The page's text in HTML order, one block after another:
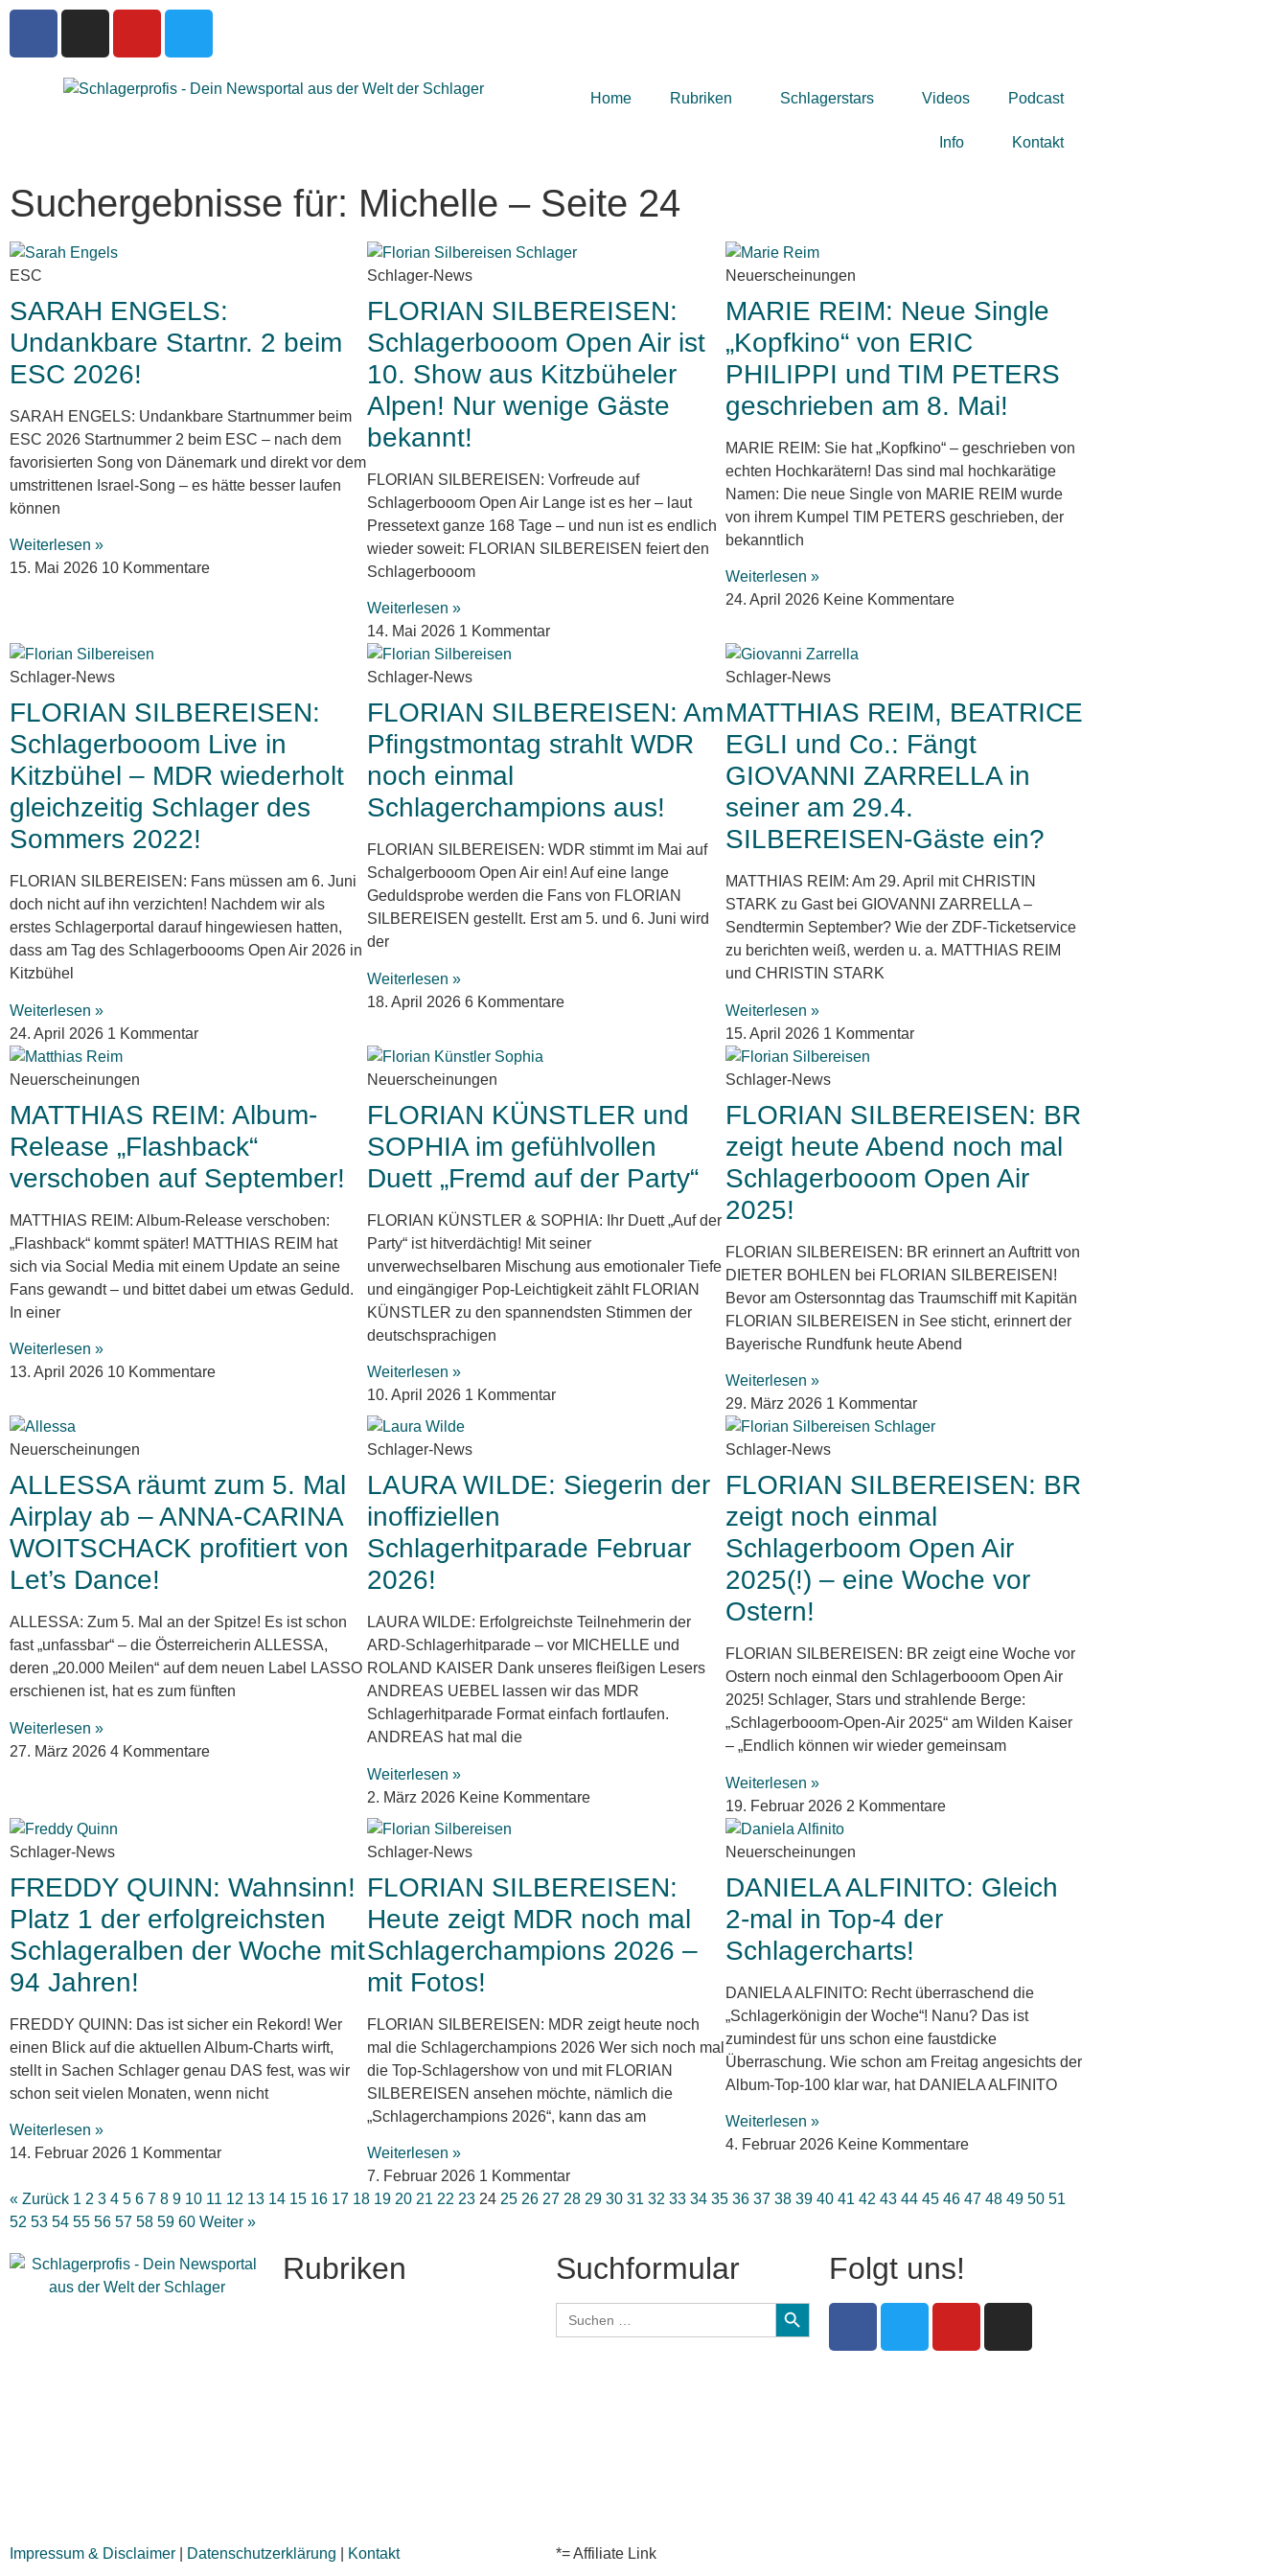
Home Rubriken Schlagerstars Videos Podcast
Info Kontakt
Suchergebnisse für: Michelle – Seite 24
ESC
SARAH ENGELS:
Undankbare Startnr. 2 beim
ESC 2026!
SARAH ENGELS: Undankbare Startnummer beim
ESC 2026 Startnummer 2 beim ESC – nach dem
favorisierten Song von Dänemark und direkt vor dem
umstrittenen Israel-Song – es hätte besser laufen
können
Weiterlesen »
15. Mai 2026 10 Kommentare
Schlager-News
FLORIAN SILBEREISEN:
Schlagerbooom Open Air ist
10. Show aus Kitzbüheler
Alpen! Nur wenige Gäste
bekannt!
FLORIAN SILBEREISEN: Vorfreude auf
Schlagerbooom Open Air Lange ist es her – laut
Pressetext ganze 168 Tage – und nun ist es endlich
wieder soweit: FLORIAN SILBEREISEN feiert den
Schlagerbooom
Weiterlesen »
14. Mai 2026 1 Kommentar
Neuerscheinungen
MARIE REIM: Neue Single
„Kopfkino“ von ERIC
PHILIPPI und TIM PETERS
geschrieben am 8. Mai!
MARIE REIM: Sie hat „Kopfkino“ – geschrieben von
echten Hochkarätern! Das sind mal hochkarätige
Namen: Die neue Single von MARIE REIM wurde
von ihrem Kumpel TIM PETERS geschrieben, der
bekanntlich
Weiterlesen »
24. April 2026 Keine Kommentare
Schlager-News
FLORIAN SILBEREISEN:
Schlagerbooom Live in
Kitzbühel – MDR wiederholt
gleichzeitig Schlager des
Sommers 2022!
FLORIAN SILBEREISEN: Fans müssen am 6. Juni
doch nicht auf ihn verzichten! Nachdem wir als
erstes Schlagerportal darauf hingewiesen hatten,
dass am Tag des Schlagerboooms Open Air 2026 in
Kitzbühel
Weiterlesen »
24. April 2026 1 Kommentar
Schlager-News
FLORIAN SILBEREISEN: Am
Pfingstmontag strahlt WDR
noch einmal
Schlagerchampions aus!
FLORIAN SILBEREISEN: WDR stimmt im Mai auf
Schalgerbooom Open Air ein! Auf eine lange
Geduldsprobe werden die Fans von FLORIAN
SILBEREISEN gestellt. Erst am 5. und 6. Juni wird
der
Weiterlesen »
18. April 20266 Kommentare
Schlager-News
MATTHIAS REIM, BEATRICE
EGLI und Co.: Fängt
GIOVANNI ZARRELLA in
seiner am 29.4.
SILBEREISEN-Gäste ein?
MATTHIAS REIM: Am 29. April mit CHRISTIN
STARK zu Gast bei GIOVANNI ZARRELLA –
Sendtermin September? Wie der ZDF-Ticketservice
zu berichten weiß, werden u. a. MATTHIAS REIM
und CHRISTIN STARK
Weiterlesen »
15. April 2026 1 Kommentar
Neuerscheinungen
MATTHIAS REIM: Album-
Release „Flashback“
verschoben auf September!
MATTHIAS REIM: Album-Release verschoben:
„Flashback“ kommt später! MATTHIAS REIM hat
sich via Social Media mit einem Update an seine
Fans gewandt – und bittet dabei um etwas Geduld.
In einer
Weiterlesen »
13. April 2026 10 Kommentare
Neuerscheinungen
FLORIAN KÜNSTLER und
SOPHIA im gefühlvollen
Duett „Fremd auf der Party“
FLORIAN KÜNSTLER & SOPHIA: Ihr Duett „Auf der
Party“ ist hitverdächtig! Mit seiner
unverwechselbaren Mischung aus emotionaler Tiefe
und eingängiger Pop-Leichtigkeit zählt FLORIAN
KÜNSTLER zu den spannendsten Stimmen der
deutschsprachigen
Weiterlesen »
10. April 2026 1 Kommentar
Schlager-News
FLORIAN SILBEREISEN: BR
zeigt heute Abend noch mal
Schlagerbooom Open Air
2025!
FLORIAN SILBEREISEN: BR erinnert an Auftritt von
DIETER BOHLEN bei FLORIAN SILBEREISEN!
Bevor am Ostersonntag das Traumschiff mit Kapitän
FLORIAN SILBEREISEN in See sticht, erinnert der
Bayerische Rundfunk heute Abend
Weiterlesen »
29. März 2026 1 Kommentar
Neuerscheinungen
ALLESSA räumt zum 5. Mal
Airplay ab – ANNA-CARINA
WOITSCHACK profitiert von
Let’s Dance!
ALLESSA: Zum 5. Mal an der Spitze! Es ist schon
fast „unfassbar“ – die Österreicherin ALLESSA,
deren „20.000 Meilen“ auf dem neuen Label LASSO
erschienen ist, hat es zum fünften
Weiterlesen »
27. März 2026 4 Kommentare
Schlager-News
LAURA WILDE: Siegerin der
inoffiziellen
Schlagerhitparade Februar
2026!
LAURA WILDE: Erfolgreichste Teilnehmerin der
ARD-Schlagerhitparade – vor MICHELLE und
ROLAND KAISER Dank unseres fleißigen Lesers
ANDREAS UEBEL lassen wir das MDR
Schlagerhitparade Format einfach fortlaufen.
ANDREAS hat mal die
Weiterlesen »
2. März 2026 Keine Kommentare
Schlager-News
FLORIAN SILBEREISEN: BR
zeigt noch einmal
Schlagerboom Open Air
2025(!) – eine Woche vor
Ostern!
FLORIAN SILBEREISEN: BR zeigt eine Woche vor
Ostern noch einmal den Schlagerbooom Open Air
2025! Schlager, Stars und strahlende Berge:
„Schlagerbooom-Open-Air 2025“ am Wilden Kaiser
– „Endlich können wir wieder gemeinsam
Weiterlesen »
19. Februar 2026 2 Kommentare
Schlager-News
FREDDY QUINN: Wahnsinn!
Platz 1 der erfolgreichsten
Schlageralben der Woche mit
94 Jahren!
FREDDY QUINN: Das ist sicher ein Rekord! Wer
einen Blick auf die aktuellen Album-Charts wirft,
stellt in Sachen Schlager genau DAS fest, was wir
schon seit vielen Monaten, wenn nicht
Weiterlesen »
14. Februar 2026 1 Kommentar
Schlager-News
FLORIAN SILBEREISEN:
Heute zeigt MDR noch mal
Schlagerchampions 2026 –
mit Fotos!
FLORIAN SILBEREISEN: MDR zeigt heute noch
mal die Schlagerchampions 2026 Wer sich noch mal
die Top-Schlagershow von und mit FLORIAN
SILBEREISEN ansehen möchte, nämlich die
„Schlagerchampions 2026“, kann das am
Weiterlesen »
7. Februar 2026 1 Kommentar
Neuerscheinungen
DANIELA ALFINITO: Gleich
2-mal in Top-4 der
Schlagercharts!
DANIELA ALFINITO: Recht überraschend die
„Schlagerkönigin der Woche“! Nanu? Das ist
zumindest für uns schon eine faustdicke
Überraschung. Wie schon am Freitag angesichts der
Album-Top-100 klar war, hat DANIELA ALFINITO
Weiterlesen »
4. Februar 2026 Keine Kommentare
« Zurück 1 2 3 4 5 6 7 8 9 10 11 12 13 14 15 16 17 18 19 20 21 22 23 24 25 26 27 28 29 30 31 32 33 34 35 36 37 38 39 40 41 42 43 44 45 46 47 48 49 50 51
52 53 54 55 56 57 58 59 60 Weiter »
Rubriken Suchformular
Search
for:
Search Button
Folgt uns!
Impressum & Disclaimer Datenschutzerklärung Kontakt *= Affiliate Link